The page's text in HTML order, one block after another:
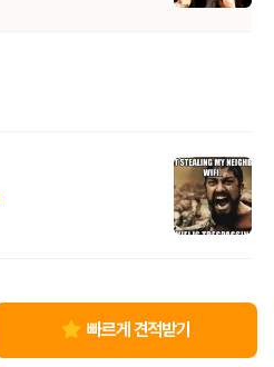
빠르게 견적받기